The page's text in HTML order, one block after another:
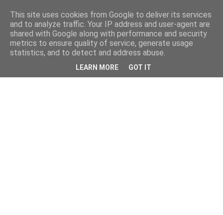
This site uses cookies from Google to deliver its services
and to analyze traffic. Your IP address and user-agent are
shared with Google along with performance and security
metrics to ensure quality of service, generate usage
statistics, and to detect and address abuse.
LEARN MORE GOT IT